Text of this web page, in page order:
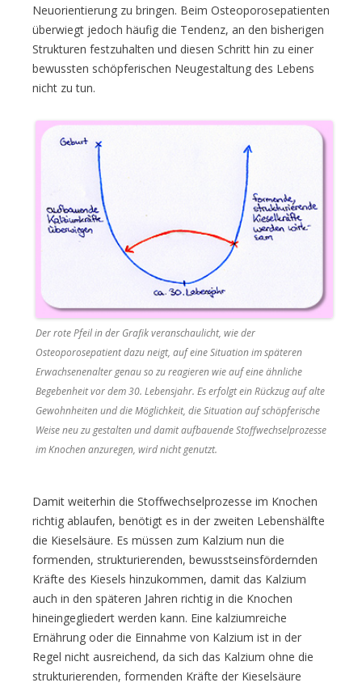
Neuorientierung zu bringen. Beim Osteoporosepatienten
überwiegt jedoch häufig die Tendenz, an den bisherigen
Strukturen festzuhalten und diesen Schritt hin zu einer
bewussten schöpferischen Neugestaltung des Lebens
nicht zu tun.
Der rote Pfeil in der Grafik veranschaulicht, wie der
Osteoporosepatient dazu neigt, auf eine Situation im späteren
Erwachsenenalter genau so zu reagieren wie auf eine ähnliche
Begebenheit vor dem 30. Lebensjahr. Es erfolgt ein Rückzug auf alte
Gewohnheiten und die Möglichkeit, die Situation auf schöpferische
Weise neu zu gestalten und damit aufbauende Stoffwechselprozesse
im Knochen anzuregen, wird nicht genutzt.
Damit weiterhin die Stoffwechselprozesse im Knochen
richtig ablaufen, benötigt es in der zweiten Lebenshälfte
die Kieselsäure. Es müssen zum Kalzium nun die
formenden, strukturierenden, bewusstseinsfördernden
Kräfte des Kiesels hinzukommen, damit das Kalzium
auch in den späteren Jahren richtig in die Knochen
hineingegliedert werden kann. Eine kalziumreiche
Ernährung oder die Einnahme von Kalzium ist in der
Regel nicht ausreichend, da sich das Kalzium ohne die
strukturierenden, formenden Kräfte der Kieselsäure